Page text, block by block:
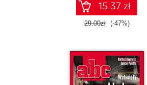
15.37 zł
29.00zł (-47%)